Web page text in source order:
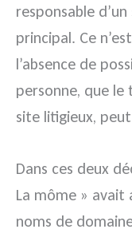
responsable
principal. Ce
l’absence de
personne, que
site litigieux,
Dans ces deux
La môme »
noms de